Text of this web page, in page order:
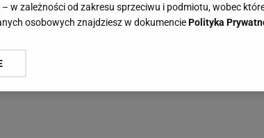
w zależności od zakresu sprzeciwu i podmiotu, wobec
osobowych znajdziesz w dokumenciePolityka
na zainstalowanie i przechowywanie plików cookie